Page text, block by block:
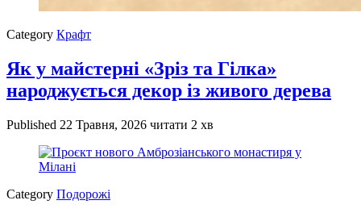
Category Крафт
Як у майстерні «Зріз та Гілка»
народжується декор із живого дерева
Published 22 Травня, 2026 читати 2 хв
Category Подорожі